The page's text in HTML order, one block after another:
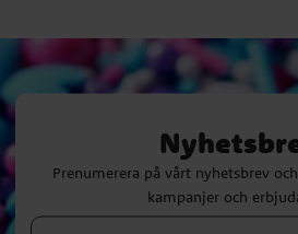
Prenumerera på vårt nyhetsbrev
kampanjer och